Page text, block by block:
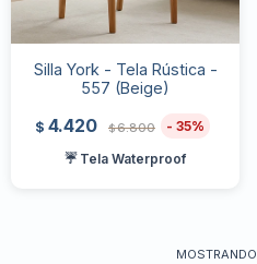
Silla York - Tela Rústica -
557 (Beige)
$ 4.420 $6.800
35
☔ Tela Waterproof
MOSTRANDO